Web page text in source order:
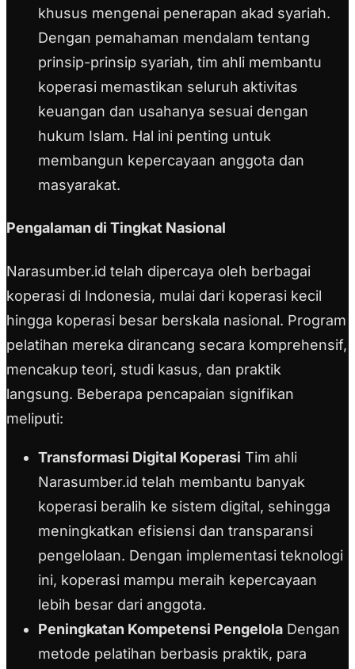
khusus mengenai penerapan akad syariah.
Dengan pemahaman mendalam tentang
prinsip-prinsip syariah, tim ahli membantu
koperasi memastikan seluruh aktivitas
keuangan dan usahanya sesuai dengan
hukum Islam. Hal ini penting untuk
membangun kepercayaan anggota dan
masyarakat.
Pengalaman di Tingkat Nasional
Narasumber.id telah dipercaya oleh berbagai
koperasi di Indonesia, mulai dari koperasi kecil
hingga koperasi besar berskala nasional. Program
pelatihan mereka dirancang secara komprehensif,
mencakup teori, studi kasus, dan praktik
langsung. Beberapa pencapaian signifikan
meliputi:
Transformasi Digital Koperasi Tim ahli
Narasumber.id telah membantu banyak
koperasi beralih ke sistem digital, sehingga
meningkatkan efisiensi dan transparansi
pengelolaan. Dengan implementasi teknologi
ini, koperasi mampu meraih kepercayaan
lebih besar dari anggota.
Peningkatan Kompetensi Pengelola Dengan
metode pelatihan berbasis praktik, para